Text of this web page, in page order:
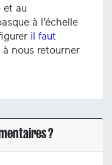
et au
à l’échelle
il faut
à nous retourner
?